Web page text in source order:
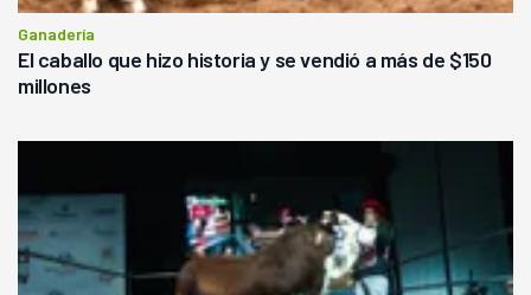
Ganadería
El caballo que hizo historia y se vendió a más de $150
millones